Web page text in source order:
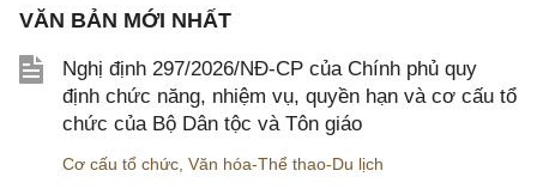
VĂN BẢN MỚI NHẤT
Nghị định 297/2026/NĐ-CP của Chính phủ quy
định chức năng, nhiệm vụ, quyền hạn và cơ cấu tổ
chức của Bộ Dân tộc và Tôn giáo
Cơ cấu tổ chức Văn hóa-Thể thao-Du lịch